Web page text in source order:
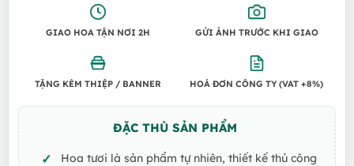
GIAO HOA TẬN NƠI 2H GỬI ẢNH TRƯỚC KHI GIAO
TẶNG KÈM THIỆP / BANNER HOÁ ĐƠN CÔNG TY (VAT +8%)
ĐẶC THÙ SẢN PHẨM
Hoa tươi là sản phẩm tự nhiên, thiết kế thủ công